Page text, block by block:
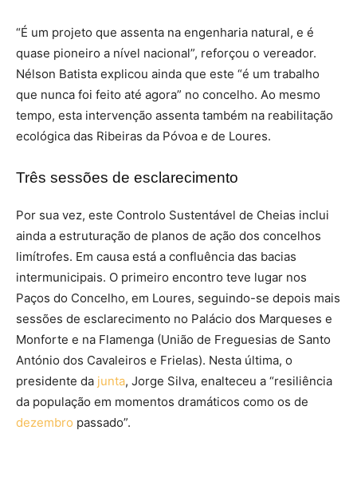
“É um projeto que assenta na engenharia natural, e é
quase pioneiro a nível nacional”, reforçou o vereador.
Nélson Batista explicou ainda que este “é um trabalho
que nunca foi feito até agora” no concelho. Ao mesmo
tempo, esta intervenção assenta também na reabilitação
ecológica das Ribeiras da Póvoa e de Loures.
Três sessões de esclarecimento
Por sua vez, este Controlo Sustentável de Cheias inclui
ainda a estruturação de planos de ação dos concelhos
limítrofes. Em causa está a confluência das bacias
intermunicipais. O primeiro encontro teve lugar nos
Paços do Concelho, em Loures, seguindo-se depois mais
sessões de esclarecimento no Palácio dos Marqueses e
Monforte e na Flamenga (União de Freguesias de Santo
António dos Cavaleiros e Frielas). Nesta última, o
presidente da junta, Jorge Silva, enalteceu a “resiliência
da população em momentos dramáticos como os de
dezembro passado”.